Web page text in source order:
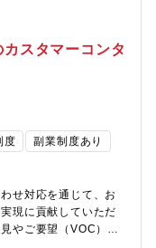
力・コミュニケーシ
できる方を募集しま
TDK United」の理念の
を横断し、スピード
います。【組織のミ
市場を中長期的な成
む7つの分野である
ィクス、AR/VR、メ
、再?可能エネルギ
ョンの開発を通じ
。同センターでは、
おり、中でも当部で
に搭載されるソフト
カスタマーコンタ
度
副業制度あり
せ対応を通じて、お
現に貢献していただ
やご要望（VOC）を